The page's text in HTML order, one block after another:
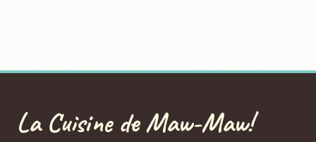
La Cuisine de Maw-Maw!